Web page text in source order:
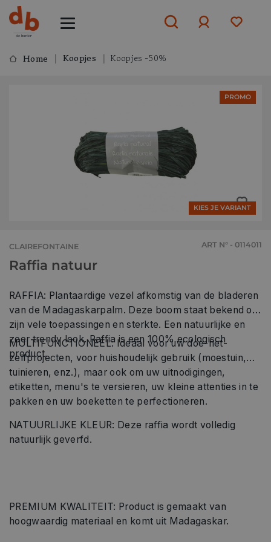
Home Koopjes Koopjes -50%
PROMO
KIES JE VARIANT
CLAIREFONTAINE ART N° - 0114011
Raffia natuur
RAFFIA: Plantaardige vezel afkomstig van de bladeren
van de Madagaskarpalm. Deze boom staat bekend om
zijn vele toepassingen en sterkte. Een natuurlijke en
zeer trendy look. Raffia is een 100% ecologisch
product.
MULTIFUNCTIONEEL: Ideaal voor uw doe-het-
zelfprojecten, voor huishoudelijk gebruik (moestuin,
tuinieren, enz.), maar ook om uw uitnodigingen,
etiketten, menu's te versieren, uw kleine attenties in te
pakken en uw boeketten te perfectioneren.
NATUURLIJKE KLEUR: Deze raffia wordt volledig
natuurlijk geverfd.
PREMIUM KWALITEIT: Product is gemaakt van
hoogwaardig materiaal en komt uit Madagaskar.